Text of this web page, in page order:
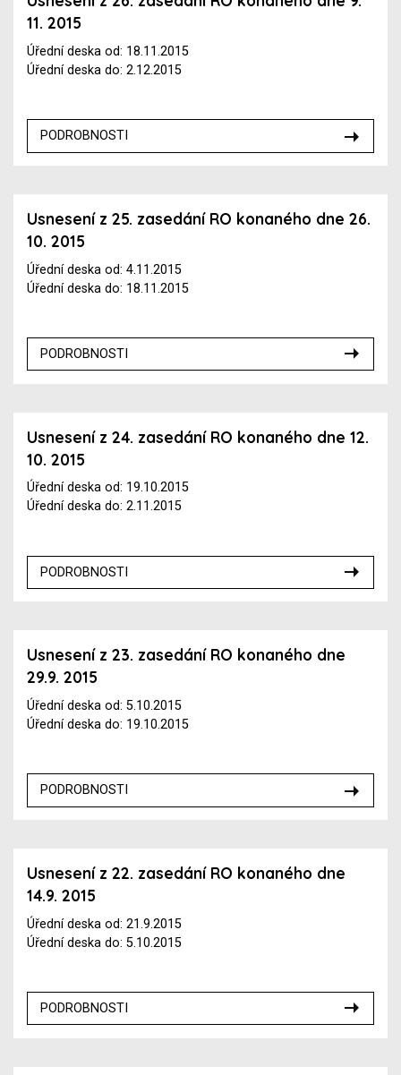
11. 2015
Úřední deska od: 18.11.2015
Úřední deska do: 2.12.2015
PODROBNOSTI
Usnesení z 25. zasedání RO konaného dne 26.
10. 2015
Úřední deska od: 4.11.2015
Úřední deska do: 18.11.2015
PODROBNOSTI
Usnesení z 24. zasedání RO konaného dne 12.
10. 2015
Úřední deska od: 19.10.2015
Úřední deska do: 2.11.2015
PODROBNOSTI
Usnesení z 23. zasedání RO konaného dne
29.9. 2015
Úřední deska od: 5.10.2015
Úřední deska do: 19.10.2015
PODROBNOSTI
Usnesení z 22. zasedání RO konaného dne
14.9. 2015
Úřední deska od: 21.9.2015
Úřední deska do: 5.10.2015
PODROBNOSTI